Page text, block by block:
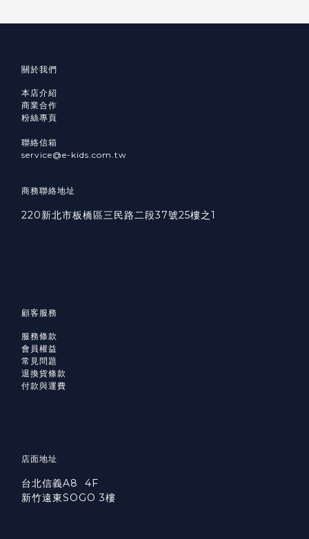
關於我們
本店介紹
商業合作
粉絲專頁
聯絡信箱
service@e-kids.com.tw
商務聯絡地址
220新北市板橋區三民路二段37號25樓之1
顧客服務
服務條款
會員權益
常見問題
退換貨條款
付款與運費
店面地址
台北信義A8 4F
新竹遠東SOGO 3樓